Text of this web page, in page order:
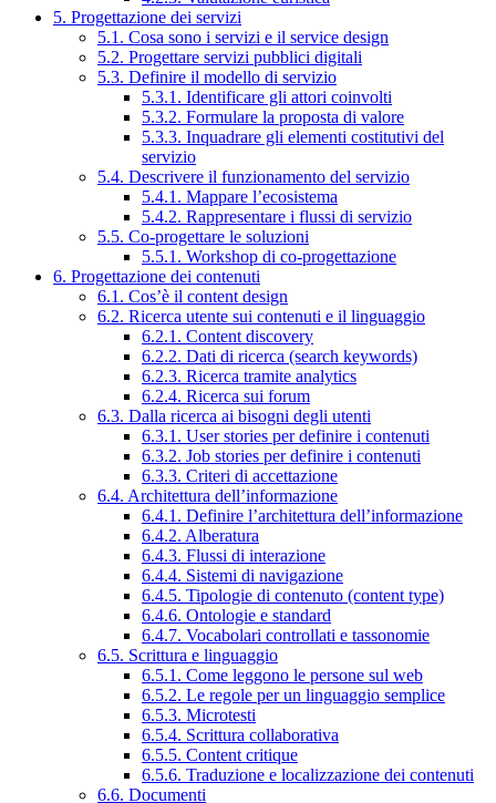
5. Progettazione dei servizi
5.1. Cosa sono i servizi e il service design
5.2. Progettare servizi pubblici digitali
5.3. Definire il modello di servizio
5.3.1. Identificare gli attori coinvolti
5.3.2. Formulare la proposta di valore
5.3.3. Inquadrare gli elementi costitutivi del
servizio
5.4. Descrivere il funzionamento del servizio
5.4.1. Mappare l’ecosistema
5.4.2. Rappresentare i flussi di servizio
5.5. Co-progettare le soluzioni
5.5.1. Workshop di co-progettazione
6. Progettazione dei contenuti
6.1. Cos’è il content design
6.2. Ricerca utente sui contenuti e il linguaggio
6.2.1. Content discovery
6.2.2. Dati di ricerca (search keywords)
6.2.3. Ricerca tramite analytics
6.2.4. Ricerca sui forum
6.3. Dalla ricerca ai bisogni degli utenti
6.3.1. User stories per definire i contenuti
6.3.2. Job stories per definire i contenuti
6.3.3. Criteri di accettazione
6.4. Architettura dell’informazione
6.4.1. Definire l’architettura dell’informazione
6.4.2. Alberatura
6.4.3. Flussi di interazione
6.4.4. Sistemi di navigazione
6.4.5. Tipologie di contenuto (content type)
6.4.6. Ontologie e standard
6.4.7. Vocabolari controllati e tassonomie
6.5. Scrittura e linguaggio
6.5.1. Come leggono le persone sul web
6.5.2. Le regole per un linguaggio semplice
6.5.3. Microtesti
6.5.4. Scrittura collaborativa
6.5.5. Content critique
6.5.6. Traduzione e localizzazione dei contenuti
6.6. Documenti